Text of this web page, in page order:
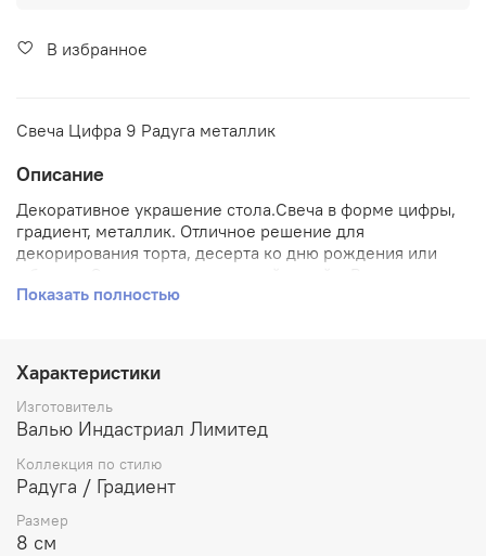
В избранное
Свеча Цифра 9 Радуга металлик
Описание
Декоративное украшение стола.Свеча в форме цифры,
градиент, металлик. Отличное решение для
декорирования торта, десерта ко дню рождения или
цифры 8см.
Показать полностью
Характеристики
Изготовитель
Валью Индастриал Лимитед
Коллекция по стилю
Радуга / Градиент
Размер
8 см